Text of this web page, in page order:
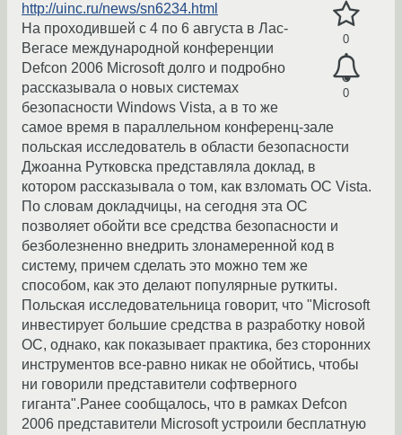
0
0
http://uinc.ru/news/sn6234.html
На проходившей с 4 по 6 августа в Лас-
Вегасе международной конференции
Defcon 2006 Microsoft долго и подробно
рассказывала о новых системах
безопасности Windows Vista, а в то же
самое время в параллельном конференц-зале
польская исследователь в области безопасности
Джоанна Рутковска представляла доклад, в
котором рассказывала о том, как взломать ОС Vista.
По словам докладчицы, на сегодня эта ОС
позволяет обойти все средства безопасности и
безболезненно внедрить злонамеренной код в
систему, причем сделать это можно тем же
способом, как это делают популярные руткиты.
Польская исследовательница говорит, что "Microsoft
инвестирует большие средства в разработку новой
ОС, однако, как показывает практика, без сторонних
инструментов все-равно никак не обойтись, чтобы
ни говорили представители софтверного
гиганта".Ранее сообщалось, что в рамках Defcon
2006 представители Microsoft устроили бесплатную